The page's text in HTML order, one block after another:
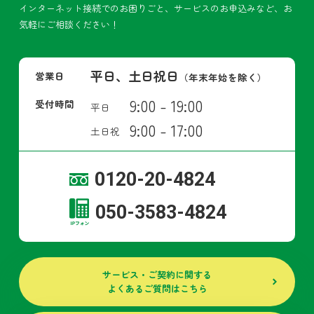
インターネット接続でのお困りごと、サービスのお申込みなど、お
気軽にご相談ください！
営業日 平日、土日祝日 （年末年始を除く）
受付時間
平日 9:00 - 19:00
土日祝 9:00 - 17:00
0120-20-4824
050-3583-4824
サービス・ご契約に関する
よくあるご質問はこちら